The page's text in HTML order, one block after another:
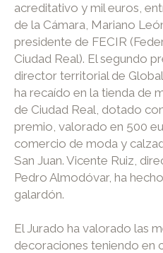
acreditativo y mil euros,
de la Cámara, Mariano
presidente de FECIR
Ciudad Real). El segundo
director territorial de
ha recaído en la tienda de
de Ciudad Real, dotado
premio, valorado en 500
comercio de moda y
San Juan. Vicente Ruiz,
Pedro Almodóvar, ha
galardón.
El Jurado ha valorado las
decoraciones teniendo en